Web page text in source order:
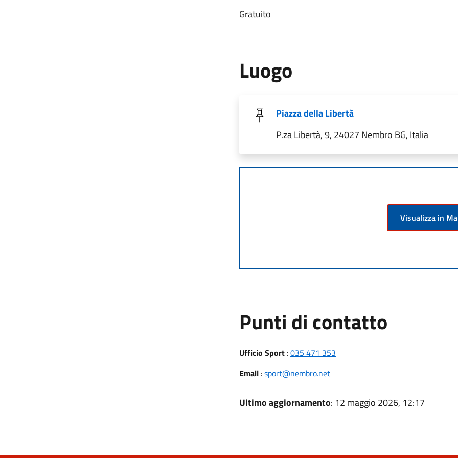
Gratuito
Luogo
Piazza della Libertà
P.za Libertà, 9, 24027 Nembro BG, Italia
Visualizza in
Punti di contatto
Ufficio Sport:035 471 353
Email:sport@nembro.net
Ultimo aggiornamento: 12 maggio 2026, 12:17